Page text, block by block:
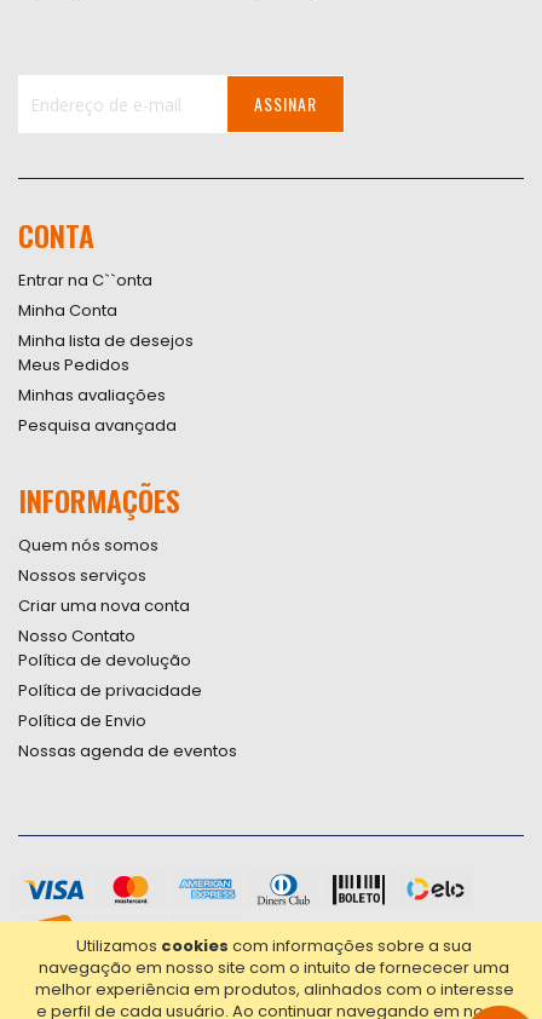
Utilizamos cookies com informações sobre a sua
navegação em nosso site com o intuito de fornececer uma
melhor experiência em produtos, alinhados com o interesse
e perfil de cada usuário. Ao continuar navegando em nosso
Newsletter:
ASSINAR
CONTA
Entrar na C``onta
Minha Conta
Minha lista de desejos
Meus Pedidos
Minhas avaliações
Pesquisa avançada
INFORMAÇÕES
Quem nós somos
Nossos serviços
Criar uma nova conta
Nosso Contato
Política de devolução
Política de privacidade
Política de Envio
Nossas agenda de eventos